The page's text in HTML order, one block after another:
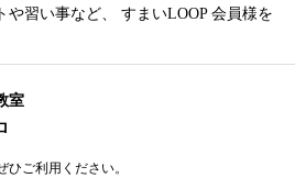
や習い事など、 すまいLOOP 会員様を
室
ご利用ください。